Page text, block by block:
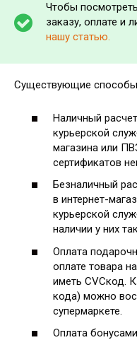
Чтобы
заказу, оплате и
нашу статью.
Существующие
Наличный
курьерской
магазина или
сертификатов
Безналичный
в интернет-
курьерской
наличии у них
Оплата
оплате товара
иметь CVCкод.
кода) можно
супермаркете.
Оплата